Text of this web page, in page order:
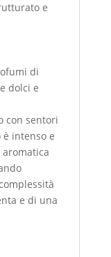
e
di
dolci e
con sentori
intenso e
aromatica
e di una